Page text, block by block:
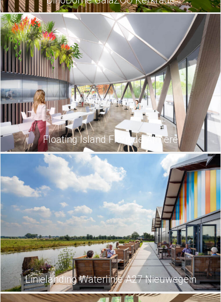
Floating Island Floriade Almere
Linielanding Waterlinie A27 Nieuwegein